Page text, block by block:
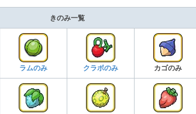
きのみ一覧
ラムのみ クラボのみ カゴのみ